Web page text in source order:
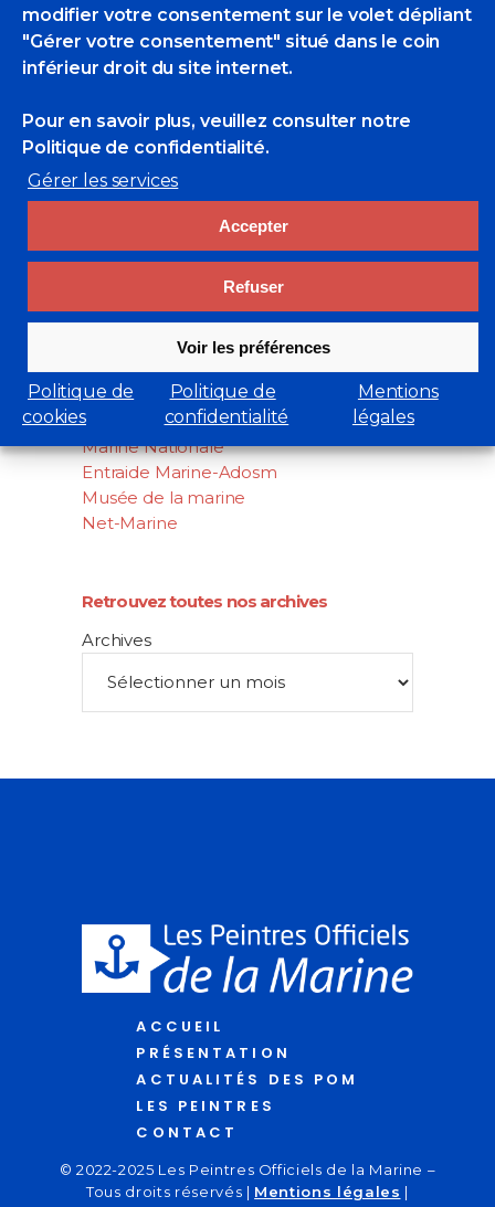
modifier votre consentement sur le volet dépliant
"Gérer votre consentement" situé dans le coin
inférieur droit du site internet.
Pour en savoir plus, veuillez consulter notre
Politique de confidentialité.
Gérer les services
Accepter
Refuser
Voir les préférences
Politique de
cookies
Politique de
confidentialité
Mentions
légales
Rechercher
for:
cluster-maritime.fr
Académie de marine
Marine Nationale
Entraide Marine-Adosm
Musée de la marine
Net-Marine
Retrouvez toutes nos archives
Archives
ACCUEIL
PRÉSENTATION
ACTUALITÉS DES POM
LES PEINTRES
CONTACT
© 2022-2025 Les Peintres Officiels de la Marine –
Tous droits réservés | Mentions légales |